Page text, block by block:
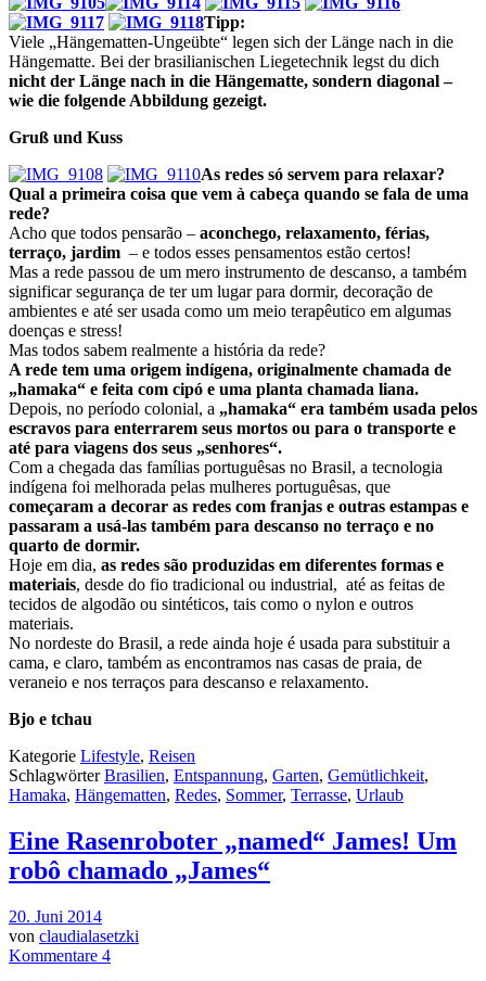
Tipp:
Viele „Hängematten-Ungeübte“ legen sich der Länge nach in die
Hängematte. Bei der brasilianischen Liegetechnik legst du dich
nicht der Länge nach in die Hängematte, sondern diagonal –
wie die folgende Abbildung gezeigt.
Gruß und Kuss
As redes só servem para relaxar?
Qual a primeira coisa que vem à cabeça quando se fala de uma
rede?
Acho que todos pensarão – aconchego, relaxamento, férias,
terraço, jardim – e todos esses pensamentos estão certos!
Mas a rede passou de um mero instrumento de descanso, a também
significarsegurança de ter um lugar para dormir, decoração de
ambientes e até ser usada como um meio terapêutico em algumas
doenças e stress!
Mas todos sabem realmente a história da rede?
A rede tem uma origem indígena, originalmente chamada de
„hamaka“ e feita com cipó e uma planta chamada liana.
Depois, no período colonial, a „hamaka“ era também usada pelos
escravos para enterrarem seus mortos ou para o transporte e
até para viagens dos seus „senhores“.
Com a chegada das famílias portuguêsas no Brasil, a tecnologia
indígena foi melhorada pelas mulheres portuguêsas, que
começaram a decorar as redes com franjas e outras estampas e
passaram a usá-las também para descanso no terraço e no
quarto de dormir.
Hoje em dia, as redes são produzidas em diferentes formas e
materiais, desde do fio tradicional ou industrial, até as feitas de
tecidos de algodão ou sintéticos, tais como o nylon e outros
materiais.
No nordeste do Brasil, a rede ainda hoje é usada para substituir a
cama, e claro, também as encontramos nas casas de praia, de
veraneio e nos terraços para descanso e relaxamento.
Bjo e tchau
Kategorie Lifestyle, Reisen
SchlagwörterBrasilien, Entspannung, Garten, Gemütlichkeit,
Hamaka, Hängematten, Redes, Sommer, Terrasse, Urlaub
Eine Rasenroboter „named“ James! Um
robô chamado „James“
20. Juni 2014
von claudialasetzki
Kommentare 4